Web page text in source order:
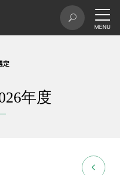
定
年度